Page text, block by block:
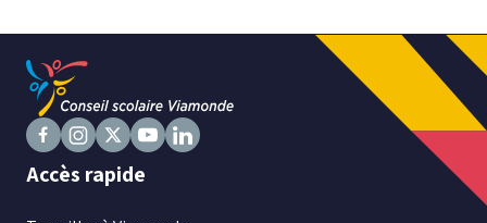
Niveau
Tous
Élémentaire
Secondaire
Suivez
sur
Suivez
sur
Suivez
nous
sur
Suivez
sur
Accès rapide